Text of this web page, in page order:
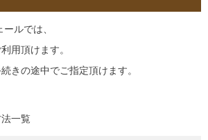
ルでは、
用頂けます。
きの途中でご指定頂けます。
一覧